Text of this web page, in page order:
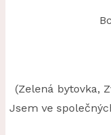
(Zelená bytovka,
Jsem ve